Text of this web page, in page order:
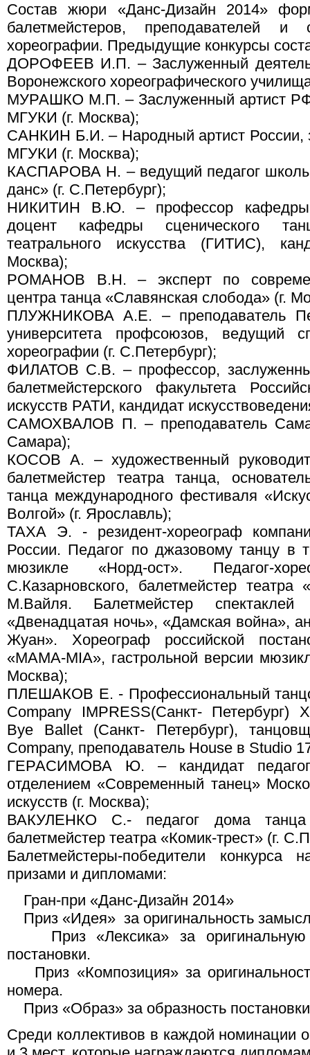
Состав жюри «Данс-Дизайн 2014»
балетмейстеров, преподавателей и
хореографии. Предыдущие конкурсы
ДОРОФЕЕВ И.П. – Заслуженный деятель
Воронежского хореографического
МУРАШКО М.П. – Заслуженный артист
МГУКИ (г. Москва);
САНКИН Б.И. – Народный артист России,
МГУКИ (г. Москва);
КАСПАРОВА Н. – ведущий педагог
данс» (г. С.Петербург);
НИКИТИН В.Ю. – профессор кафедры
доцент кафедры сценического
театрального искусства (ГИТИС),
Москва);
РОМАНОВ В.Н. – эксперт по
центра танца «Славянская слобода» (г.
ПЛУЖНИКОВА А.Е. – преподаватель
университета профсоюзов, ведущий
хореографии (г. С.Петербург);
ФИЛАТОВ С.В. – профессор,
балетмейстерского факультета
искусств РАТИ, кандидат
САМОХВАЛОВ П. – преподаватель
Самара);
КОСОВ А. – художественный
балетмейстер театра танца,
танца международного фестиваля
Волгой» (г. Ярославль);
ТАХА Э. - резидент-хореограф
России. Педагог по джазовому танцу
мюзикле «Норд-ост». Педагог-
С.Казарновского, балетмейстер
М.Вайля. Балетмейстер
«Двенадцатая ночь», «Дамская война»,
Жуан». Хореограф российской
«MAMA-МIA», гастрольной версии
Москва);
ПЛЕШАКОВ Е. - Профессиональный
Company IMPRESS(Санкт- Петербург)
Bye Ballet (Санкт- Петербург),
Company, преподаватель House в Studio
ГЕРАСИМОВА Ю. – кандидат
отделением «Современный танец»
искусств (г. Москва);
ВАКУЛЕНКО С.- педагог дома танца
балетмейстер театра «Комик-трест» (г.
Балетмейстеры-победители конкурса
призами и дипломами:
Гран-при «Данс-Дизайн 2014»
Приз «Идея» за оригинальность
Приз «Лексика» за оригинальную
постановки.
Приз «Композиция» за
номера.
Приз «Образ» за образность
Среди коллективов в каждой номинации